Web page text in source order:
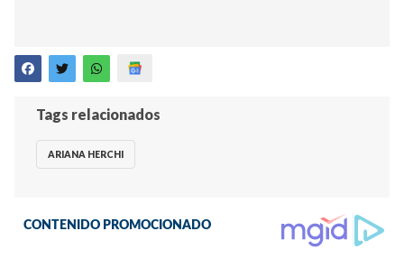
Tags relacionados
ARIANA HERCHI